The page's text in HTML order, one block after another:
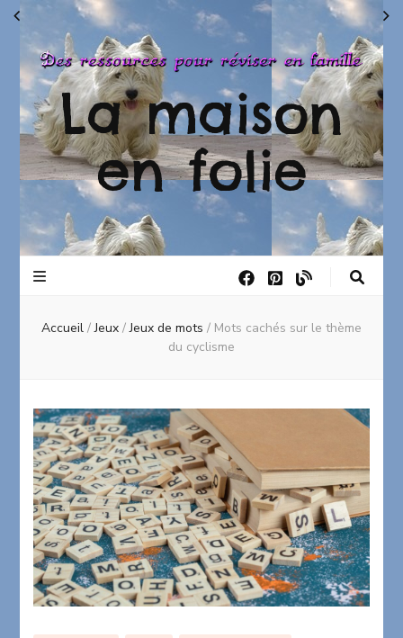
La maison
en folie
Accueil / Jeux / Jeux de mots / Mots cachés sur le thème
du cyclisme